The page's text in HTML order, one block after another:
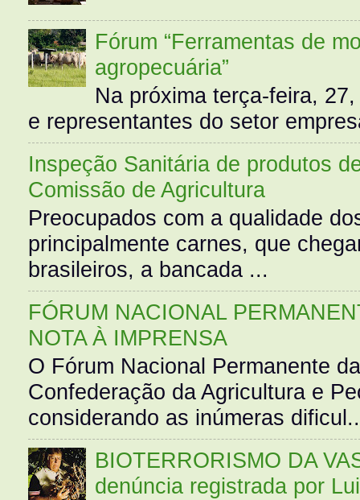
Fórum “Ferramentas de
agropecuária”
Na próxima terça-feira,
e representantes do setor
Inspeção Sanitária de produtos
Comissão de Agricultura
Preocupados com a qualidade
principalmente carnes, que
brasileiros, a bancada ...
FÓRUM NACIONAL
NOTA À IMPRENSA
O Fórum Nacional Permanente
Confederação da Agricultura e
considerando as inúmeras
BIOTERRORISMO DA
denúncia registrada por